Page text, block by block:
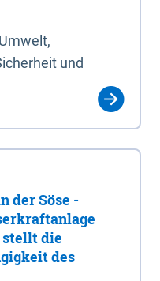
und
der Söse -
stellt die
des